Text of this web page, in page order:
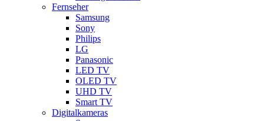
Fernseher
Samsung
Sony
Philips
LG
Panasonic
LED TV
OLED TV
UHD TV
Smart TV
Digitalkameras